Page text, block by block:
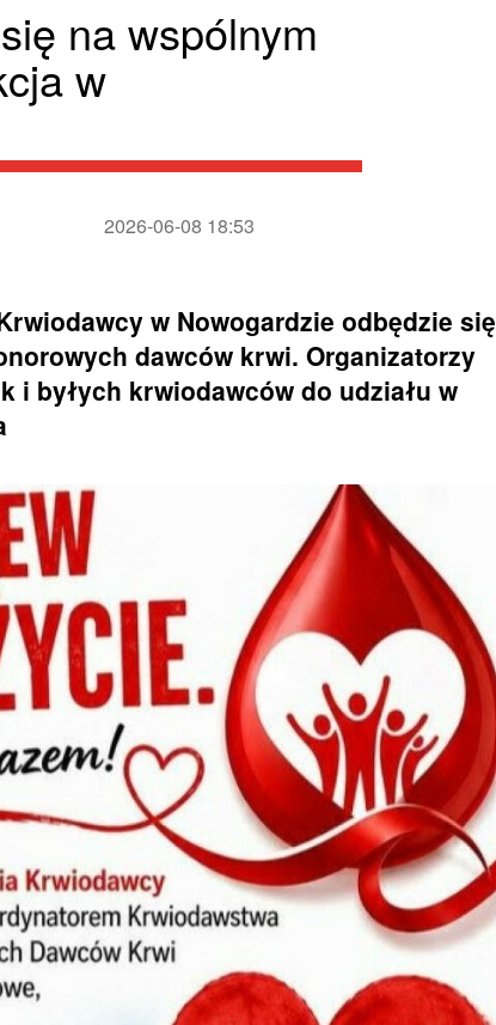
na wspólnym
w
2026-06-08 18:53
w Nowogardzie odbędzie się
dawców krwi. Organizatorzy
i byłych krwiodawców do udziału w